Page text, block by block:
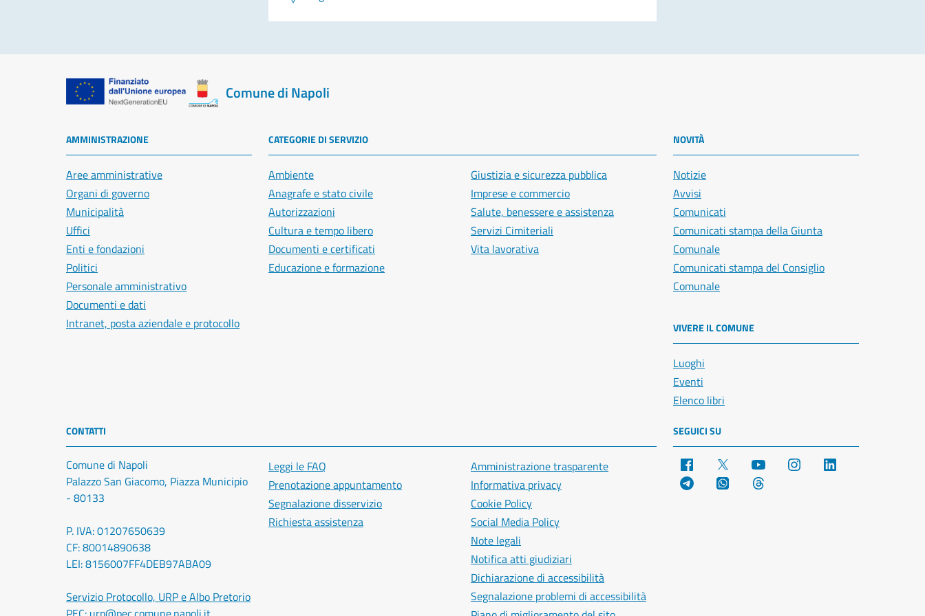
Comune di Napoli
AMMINISTRAZIONE
Aree amministrative
Organi di governo
Municipalità
Uffici
Enti e fondazioni
Politici
Personale amministrativo
Documenti e dati
Intranet, posta aziendale e protocollo
CATEGORIE DI SERVIZIO
Ambiente
Anagrafe e stato civile
Autorizzazioni
Cultura e tempo libero
Documenti e certificati
Educazione e formazione
Giustizia e sicurezza pubblica
Imprese e commercio
Salute, benessere e assistenza
Servizi Cimiteriali
Vita lavorativa
NOVITÀ
Notizie
Avvisi
Comunicati
Comunicati stampa della Giunta
Comunale
Comunicati stampa del Consiglio
Comunale
VIVERE IL COMUNE
Luoghi
Eventi
Elenco libri
CONTATTI
Comune di Napoli
Palazzo San Giacomo, Piazza Municipio
- 80133
P. IVA: 01207650639
CF: 80014890638
LEI: 8156007FF4DEB97ABA09
Servizio Protocollo, URP e Albo Pretorio
Leggi le FAQ
Prenotazione appuntamento
Segnalazione disservizio
Richiesta assistenza
Amministrazione trasparente
Informativa privacy
Cookie Policy
Social Media Policy
Note legali
Notifica atti giudiziari
Dichiarazione di accessibilità
Segnalazione problemi di accessibilità
SEGUICI SU
Facebook YouTube Instagram
Telegram WhatsApp